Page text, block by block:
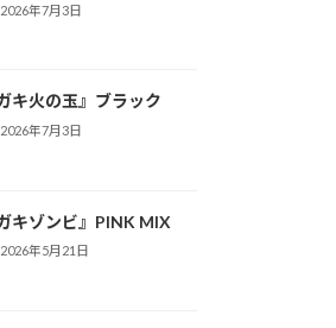
2026年7月3日
ガキ火の玉』ブラック
2026年7月3日
ガキゾンビ』PINK MIX
2026年5月21日